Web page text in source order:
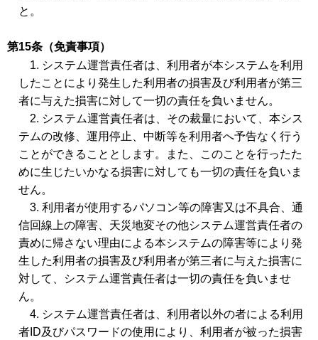
と。
第15条（免責事項）
1. システム運営責任者は、利用者が本システムを利用
したことにより発生した利用者の損害及び利用者が第三
者に与えた損害に対して一切の責任を負いません。
2. システム運営責任者は、その裁量において、本シス
テムの改修、運用停止、中断等を利用者へ予告なく行う
ことができることとします。また、このことを行ったた
めに生じたいかなる損害に対しても一切の責任を負いま
せん。
3. 利用者が使用するパソコン等の障害又は不具合、通
信回線上の障害、天災地変その他システム運営責任者の
責めに帰さない理由による本システムの障害等により発
生した利用者の損害及び利用者が第三者に与えた損害に
対して、システム運営責任者は一切の責任を負いませ
ん。
4. システム運営責任者は、利用者以外の者による利用
者ID及びパスワードの使用により、利用者が被った損害